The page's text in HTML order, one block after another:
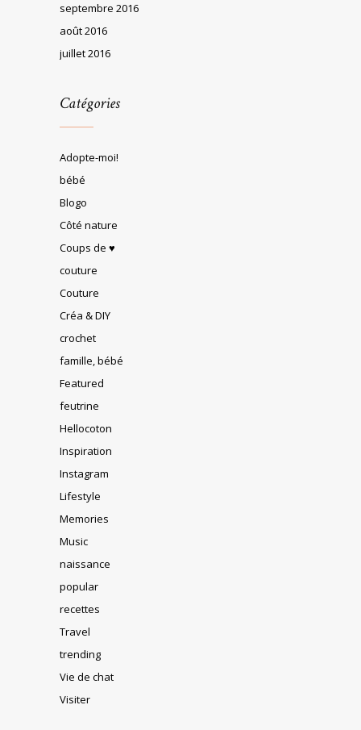
septembre 2016
août 2016
juillet 2016
Catégories
Adopte-moi!
bébé
Blogo
Côté nature
Coups de ♥
couture
Couture
Créa & DIY
crochet
famille, bébé
Featured
feutrine
Hellocoton
Inspiration
Instagram
Lifestyle
Memories
Music
naissance
popular
recettes
Travel
trending
Vie de chat
Visiter